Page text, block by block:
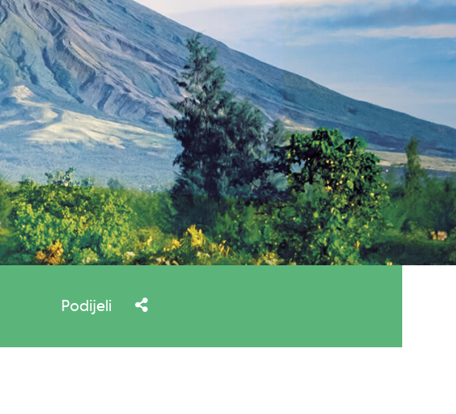
Podijeli